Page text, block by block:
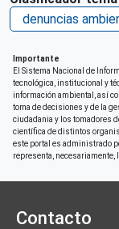
denuncias
Importante
El Sistema Nacional de
tecnológica, institucional y
información ambiental, así
toma de decisiones y de la
ciudadania y los tomadores
científica de distintos
este portal es administrado
representa, necesariamente,
Contacto